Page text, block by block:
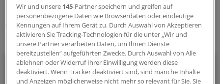
Schlagworte:
Arzneimittelpolitik Hessen Saarland
Ihr Newsletter zum Thema
Politik & Debatte
Wir und unsere 145-Partner speichern und greifen auf
personenbezogene Daten wie Browserdaten oder eindeutige
Kennungen auf Ihrem Gerät zu. Durch Auswahl von Akzeptieren
aktivieren Sie Tracking-Technologien für die unter „Wir und
unsere Partner verarbeiten Daten, um Ihnen Dienste
bereitzustellen“ aufgeführten Zwecke. Durch Auswahl von Alle
ablehnen oder Widerruf Ihrer Einwilligung werden diese
deaktiviert. Wenn Tracker deaktiviert sind, sind manche Inhalte
und Anzeigen möglicherweise nicht mehr so relevant für Sie. Sie